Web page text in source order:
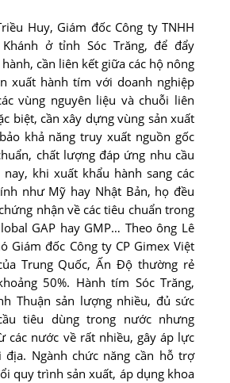
Huy, Giám đốc Công ty TNHH
ở tỉnh Sóc Trăng, để đẩy
cần liên kết giữa các hộ nông
xuất hành tím với doanh nghiệp
vùng nguyên liệu và chuỗi liên
biệt, cần xây dựng vùng sản xuất
khả năng truy xuất nguồn gốc
chất lượng đáp ứng nhu cầu
khi xuất khẩu hành sang các
như Mỹ hay Nhật Bản, họ đều
nhận về các tiêu chuẩn trong
GAP hay GMP… Theo ông Lê
Giám đốc Công ty CP Gimex Việt
Trung Quốc, Ấn Ðộ thường rẻ
50%. Hành tím Sóc Trăng,
Thuận sản lượng nhiều, đủ sức
tiêu dùng trong nước nhưng
các nước về rất nhiều, gây áp lực
Ngành chức năng cần hỗ trợ
quy trình sản xuất, áp dụng khoa